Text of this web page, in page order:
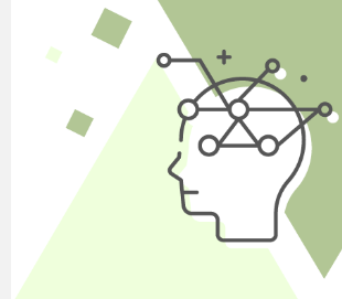
Який напрям християнства
абсолютна більшість населення
Латинської Америки?
католицизм
православ'я
протестантизм
буддизм
Вкажіть, яка
країнах: США, Мексика та
провінція
область